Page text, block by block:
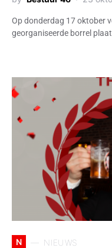
Op donderdag 17 oktober
georganiseerde borrel
N NIEUWS